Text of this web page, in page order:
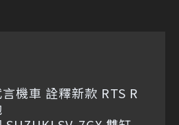
機車 詮釋新款 RTS R